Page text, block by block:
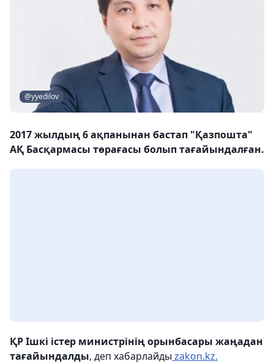
@yyedilov
2017 жылдың 6 ақпанынан бастап "Қазпошта"
АҚ Басқармасы төрағасы болып тағайындалған.
ҚР Ішкі істер министрінің орынбасары жаңадан
тағайындалды, деп хабарлайды zakon.kz.